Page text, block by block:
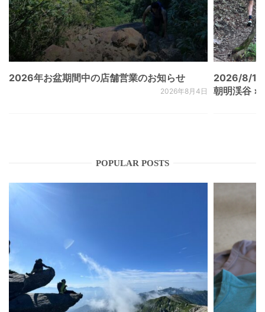
2026年お盆期間中の店舗営業のお知らせ
2026年8月4日
2026/8/
朝明渓谷 ×
POPULAR POSTS